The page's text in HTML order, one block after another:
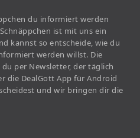
du informiert werden
ist mit uns ein
kannst so entscheide, wie du
werden willst. Die
per Newsletter, der täglich
die DealGott App für Android
und wir bringen dir die